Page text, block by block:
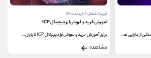
تاریخ انتشار : ۲ مرداد ۱۴۰۴
تفاوت بیت ‌کوین و بلاک ‌چین
مشاهده